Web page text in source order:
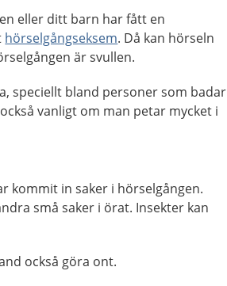
eller ditt barn har fått en
hörselgångseksem. Då kan hörseln
är svullen.
speciellt bland personer som badar
vanligt om man petar mycket i
kommit in saker i hörselgången.
små saker i örat. Insekter kan
också göra ont.